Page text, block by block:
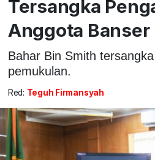
Tersangka
Anggota Banser
Bahar Bin Smith
pemukulan.
Red: Teguh Firmansyah